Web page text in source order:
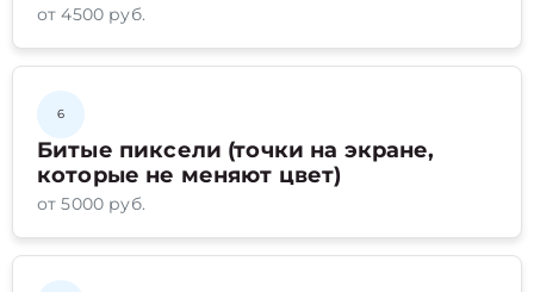
от 4500 руб.
6
Битые пиксели (точки на экране,
которые не меняют цвет)
от 5000 руб.